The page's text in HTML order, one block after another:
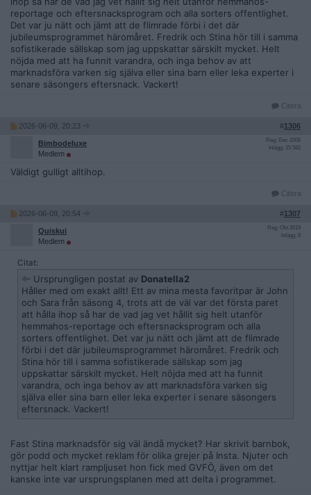
reportage och eftersnacksprogram och alla sorters offentlighet.
Det var ju nätt och jämt att de flimrade förbi i det där
jubileumsprogrammet häromåret. Fredrik och Stina hör till i samma
sofistikerade sällskap som jag uppskattar särskilt mycket. Helt
nöjda med att ha funnit varandra, och inga behov av att
marknadsföra varken sig själva eller sina barn eller leka experter i
senare säsongers eftersnack. Vackert!
Citera
2026-06-09, 20:23 #1306
Bimbodeluxe
Medlem
Reg: Dec 2006
Inlägg: 15 582
Väldigt gulligt alltihop.
Citera
2026-06-09, 20:54 #1307
Quiskui
Medlem
Reg: Okt 2019
Inlägg: 8
Citat:
Ursprungligen postat av Donatella2
Håller med om exakt allt! Ett av mina mesta favoritpar är John
och Sara från säsong 4, trots att de väl var det första paret
att hålla ihop så har de vad jag vet hållit sig helt utanför
hemmahos-reportage och eftersnacksprogram och alla
sorters offentlighet. Det var ju nätt och jämt att de flimrade
förbi i det där jubileumsprogrammet häromåret. Fredrik och
Stina hör till i samma sofistikerade sällskap som jag
uppskattar särskilt mycket. Helt nöjda med att ha funnit
varandra, och inga behov av att marknadsföra varken sig
själva eller sina barn eller leka experter i senare säsongers
eftersnack. Vackert!
Fast Stina marknadsför sig väl ändå mycket? Har skrivit barnbok,
gör podd och mycket reklam för olika grejer på Insta. Njuter och
nyttjar helt klart rampljuset hon fick med GVFÖ, även om det
kanske inte var ursprungsplanen med att delta i programmet.